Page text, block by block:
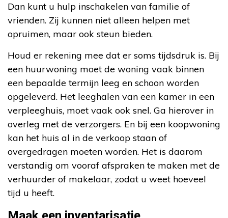
Dan kunt u hulp inschakelen van familie of
vrienden. Zij kunnen niet alleen helpen met
opruimen, maar ook steun bieden.
Houd er rekening mee dat er soms tijdsdruk is. Bij
een huurwoning moet de woning vaak binnen
een bepaalde termijn leeg en schoon worden
opgeleverd. Het leeghalen van een kamer in een
verpleeghuis, moet vaak ook snel. Ga hierover in
overleg met de verzorgers. En bij een koopwoning
kan het huis al in de verkoop staan of
overgedragen moeten worden. Het is daarom
verstandig om vooraf afspraken te maken met de
verhuurder of makelaar, zodat u weet hoeveel
tijd u heeft.